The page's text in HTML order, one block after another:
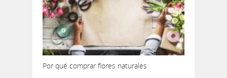
Por qué comprar flores naturales